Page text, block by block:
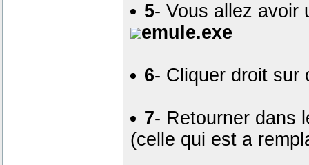
5- Vous allez avoir
emule.exe
6- Cliquer droit
7- Retourner dans
(celle qui est a